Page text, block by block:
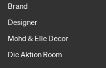
Brand
Designer
Mohd & Elle Decor
Die Aktion Room